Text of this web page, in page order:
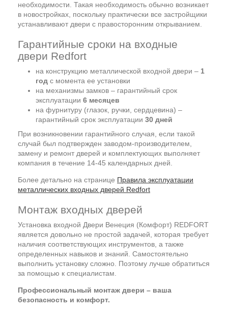
необходимости. Такая необходимость обычно возникает
в новостройках, поскольку практически все застройщики
устанавливают двери с правосторонним открыванием.
Гарантийные сроки на входные
двери Redfort
на конструкцию металлической входной двери – 1
год с момента ее установки
на механизмы замков – гарантийный срок
эксплуатации 6 месяцев
на фурнитуру (глазок, ручки, сердцевина) –
гарантийный срок эксплуатации 30 дней
При возникновении гарантийного случая, если такой
случай был подтвержден заводом-производителем,
замену и ремонт дверей и комплектующих выполняет
компания в течение 14-45 календарных дней.
Более детально на странице Правила эксплуатации
металлических входных дверей Redfort
Монтаж входных дверей
Установка входной Двери Венеция (Комфорт) REDFORT
является довольно не простой задачей, которая требует
наличия соответствующих инструментов, а также
определенных навыков и знаний. Самостоятельно
выполнить установку сложно. Поэтому лучше обратиться
за помощью к специалистам.
Профессиональный монтаж двери – ваша
безопасность и комфорт.